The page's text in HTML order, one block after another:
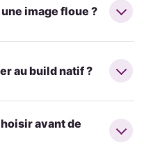
image floue ?
au build natif ?
avant de